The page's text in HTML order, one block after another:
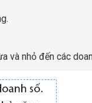
và nhỏ đến các